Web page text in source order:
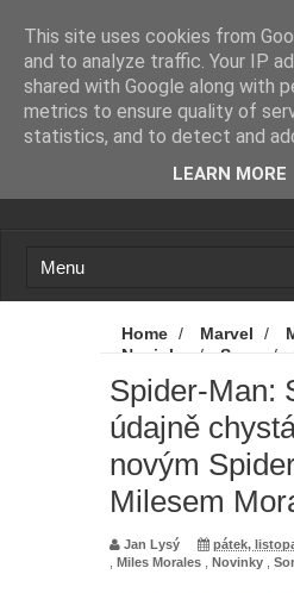
Loading...
Home / Marvel /
Novinky
/ Sony /
Spider-Man: Sony
novým Spider-Manem
Spider-Man:
údajně
novým
Milesem
Jan Lysý pátek,
Miles Morales Novinky
This site uses cookies from
and to analyze traffic. Your IP
shared with Google along with
metrics to ensure quality of
statistics, and to detect and
LEARN MORE